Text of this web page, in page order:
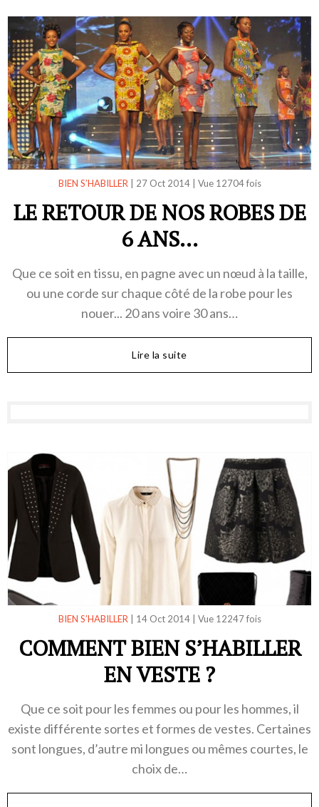
BIEN S’HABILLER | 27 Oct 2014| Vue 12704 fois
LE RETOUR DE NOS ROBES DE
6 ANS...
Que ce soit en tissu, en pagne avec un nœud à la taille,
ou une corde sur chaque côté de la robe pour les
nouer... 20 ans voire 30 ans…
Lire la suite
BIEN S’HABILLER| 14 Oct 2014| Vue 12247 fois
COMMENT BIEN S’HABILLER
EN VESTE ?
Que ce soit pour les femmes ou pour les hommes, il
existe différente sortes et formes de vestes. Certaines
sont longues, d’autre mi longues ou mêmes courtes, le
choix de…